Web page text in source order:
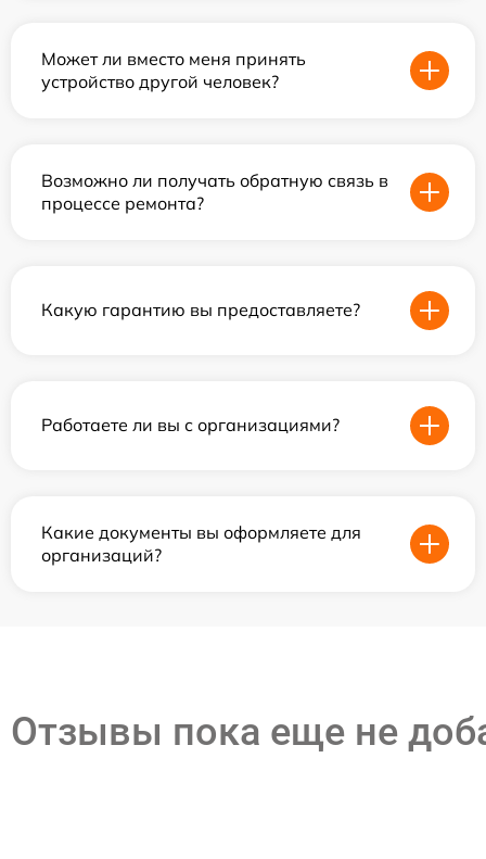
Может ли вместо меня принять
устройство другой человек?
Возможно ли получать обратную связь в
процессе ремонта?
Какую гарантию вы предоставляете?
Работаете ли вы с организациями?
Какие документы вы оформляете для
организаций?
Отзывы пока еще не